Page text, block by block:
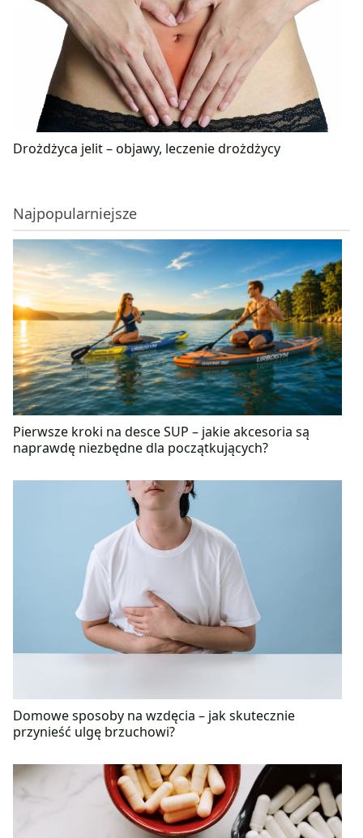
Drożdżyca jelit – objawy, leczenie drożdżycy
Najpopularniejsze
Pierwsze kroki na desce SUP – jakie akcesoria są
naprawdę niezbędne dla początkujących?
Domowe sposoby na wzdęcia – jak skutecznie
przynieść ulgę brzuchowi?